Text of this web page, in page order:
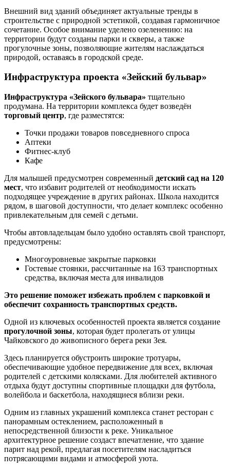
Внешний вид зданий объединяет актуальные тренды в
строительстве с природной эстетикой, создавая гармоничное
сочетание. Особое внимание уделено озеленению: на
территории будут созданы парки и скверы, а также
прогулочные зоны, позволяющие жителям наслаждаться
природой, оставаясь в городской среде.
Инфраструктура проекта «Зейский бульвар»
Инфраструктура «Зейского бульвара» тщательно
продумана. На территории комплекса будет возведён
торговый центр, где разместятся:
Точки продажи товаров повседневного спроса
Аптеки
Фитнес-клуб
Кафе
Для малышей предусмотрен современный детский сад на 120
мест, что избавит родителей от необходимости искать
подходящее учреждение в других районах. Школа находится
рядом, в шаговой доступности, что делает комплекс особенно
привлекательным для семей с детьми.
Чтобы автовладельцам было удобно оставлять свой транспорт,
предусмотрены:
Многоуровневые закрытые парковки
Гостевые стоянки, рассчитанные на 163 транспортных
средства, включая места для инвалидов
Это решение поможет избежать проблем с парковкой и
обеспечит сохранность транспортных средств.
Одной из ключевых особенностей проекта является создание
прогулочной зоны, которая будет пролегать от улицы
Чайковского до живописного берега реки Зея.
Здесь планируется обустроить широкие тротуары,
обеспечивающие удобное передвижение для всех, включая
родителей с детскими колясками. Для любителей активного
отдыха будут доступны спортивные площадки для футбола,
волейбола и баскетбола, находящиеся вблизи реки.
Одним из главных украшений комплекса станет ресторан с
панорамным остеклением, расположенный в
непосредственной близости к реке. Уникальное
архитектурное решение создаст впечатление, что здание
парит над рекой, предлагая посетителям насладиться
потрясающими видами и атмосферой уюта.